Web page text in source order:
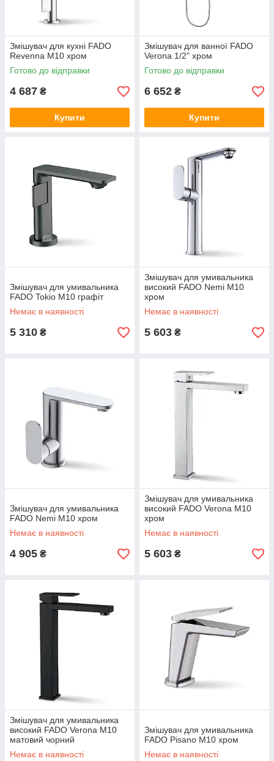
Змішувач для кухні FADO
Revenna M10 хром
Готово до відправки
4 687 ₴
Купити
Змішувач для ванної FADO
Verona 1/2" хром
Готово до відправки
6 652 ₴
Купити
Змішувач для умивальника
FADO Tokio M10 графіт
Немає в наявності
5 310 ₴
Змішувач для умивальника
високий FADO Nemi M10
хром
Немає в наявності
5 603 ₴
Змішувач для умивальника
FADO Nemi M10 хром
Немає в наявності
4 905 ₴
Змішувач для умивальника
високий FADO Verona M10
хром
Немає в наявності
5 603 ₴
Змішувач для умивальника
високий FADO Verona M10
матовий чорний
Немає в наявності
Змішувач для умивальника
FADO Pisano M10 хром
Немає в наявності